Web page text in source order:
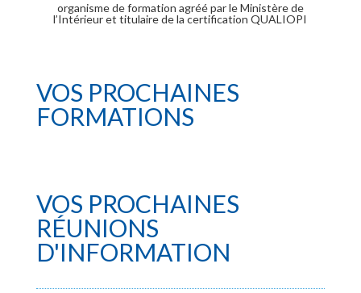
organisme de formation agréé par le Ministère de
l’Intérieur et titulaire de la certification QUALIOPI
VOS PROCHAINES
FORMATIONS
VOS PROCHAINES
RÉUNIONS
D'INFORMATION